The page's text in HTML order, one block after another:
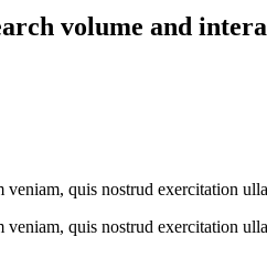
volume and
quis nostrud exercitation
quis nostrud exercitation